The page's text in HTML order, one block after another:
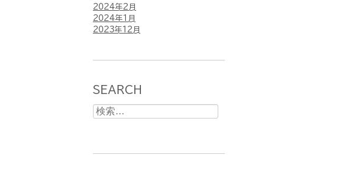
2024年2月
2024年1月
2023年12月
SEARCH
検
索: